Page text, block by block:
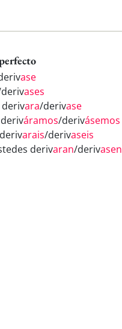
ase
ases
ara/derivase
áramos/derivásemos
arais/derivaseis
derivaran/derivasen